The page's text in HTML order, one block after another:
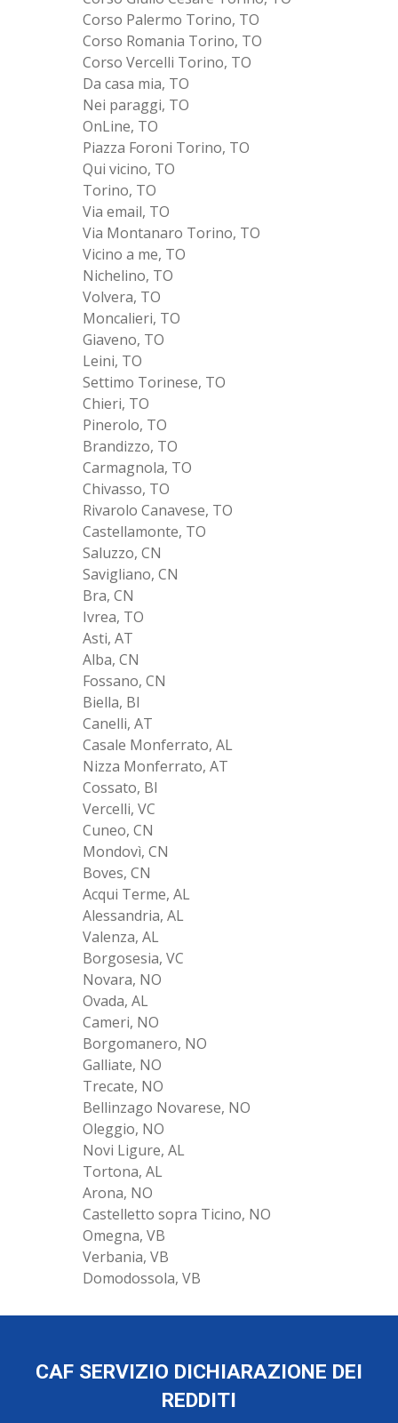
Corso Palermo Torino, TO
Corso Romania Torino, TO
Corso Vercelli Torino, TO
Da casa mia, TO
Nei paraggi, TO
OnLine, TO
Piazza Foroni Torino, TO
Qui vicino, TO
Torino, TO
Via email, TO
Via Montanaro Torino, TO
Vicino a me, TO
Nichelino, TO
Volvera, TO
Moncalieri, TO
Giaveno, TO
Leini, TO
Settimo Torinese, TO
Chieri, TO
Pinerolo, TO
Brandizzo, TO
Carmagnola, TO
Chivasso, TO
Rivarolo Canavese, TO
Castellamonte, TO
Saluzzo, CN
Savigliano, CN
Bra, CN
Ivrea, TO
Asti, AT
Alba, CN
Fossano, CN
Biella, BI
Canelli, AT
Casale Monferrato, AL
Nizza Monferrato, AT
Cossato, BI
Vercelli, VC
Cuneo, CN
Mondovì, CN
Boves, CN
Acqui Terme, AL
Alessandria, AL
Valenza, AL
Borgosesia, VC
Novara, NO
Ovada, AL
Cameri, NO
Borgomanero, NO
Galliate, NO
Trecate, NO
Bellinzago Novarese, NO
Oleggio, NO
Novi Ligure, AL
Tortona, AL
Arona, NO
Castelletto sopra Ticino, NO
Omegna, VB
Verbania, VB
Domodossola, VB
CAF SERVIZIO DICHIARAZIONE DEI
REDDITI